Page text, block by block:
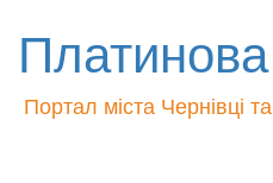
Портал міста Чернівці